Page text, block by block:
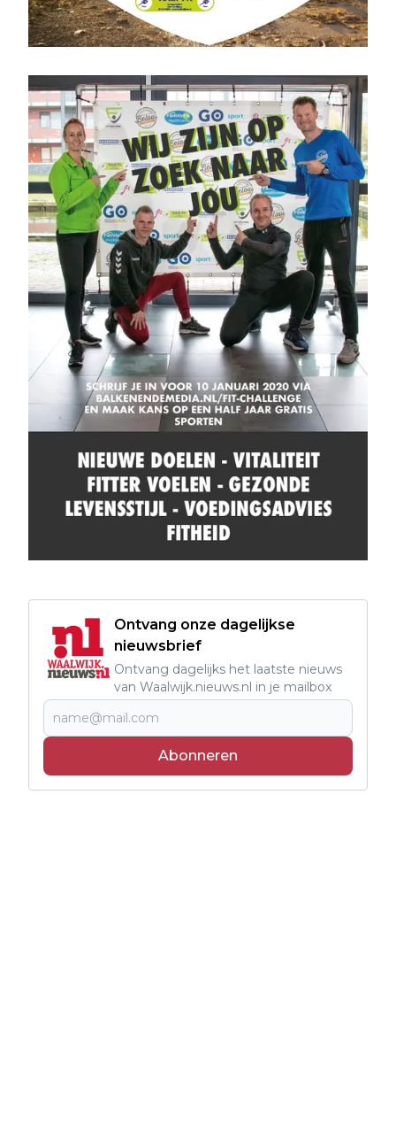
Ontvang onze dagelijkse
nieuwsbrief
Ontvang dagelijks het laatste nieuws
van Waalwijk.nieuws.nl in je mailbox
Abonneren